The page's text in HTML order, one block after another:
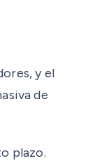
y el
de
plazo.